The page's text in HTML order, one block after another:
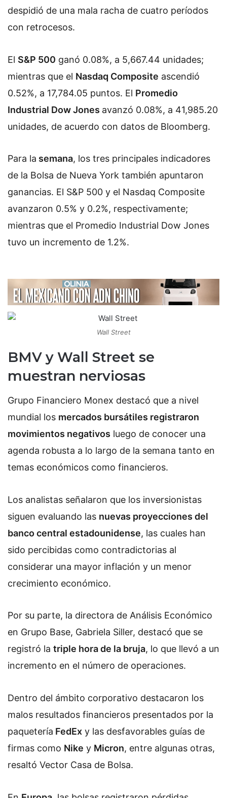
despidió de una mala racha de cuatro períodos
con retrocesos.
El S&P 500 ganó 0.08%, a 5,667.44 unidades;
mientras que el Nasdaq Composite ascendió
0.52%, a 17,784.05 puntos. El Promedio
Industrial Dow Jones avanzó 0.08%, a 41,985.20
unidades, de acuerdo con datos de Bloomberg.
Para la semana, los tres principales indicadores
de la Bolsa de Nueva York también apuntaron
ganancias. El S&P 500 y el Nasdaq Composite
avanzaron 0.5% y 0.2%, respectivamente;
mientras que el Promedio Industrial Dow Jones
tuvo un incremento de 1.2%.
Wall Street
BMV y Wall Street se
muestran nerviosas
Grupo Financiero Monex destacó que a nivel
mundial los mercados bursátiles registraron
movimientos negativos luego de conocer una
agenda robusta a lo largo de la semana tanto en
temas económicos como financieros.
Los analistas señalaron que los inversionistas
siguen evaluando las nuevas proyecciones del
banco central estadounidense, las cuales han
sido percibidas como contradictorias al
considerar una mayor inflación y un menor
crecimiento económico.
Por su parte, la directora de Análisis Económico
en Grupo Base, Gabriela Siller, destacó que se
registró la triple hora de la bruja, lo que llevó a un
incremento en el número de operaciones.
Dentro del ámbito corporativo destacaron los
malos resultados financieros presentados por la
paquetería FedEx y las desfavorables guías de
firmas como Nike y Micron, entre algunas otras,
resaltó Vector Casa de Bolsa.